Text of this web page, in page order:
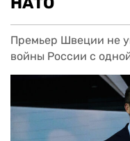
Премьер Швеции не
войны России с